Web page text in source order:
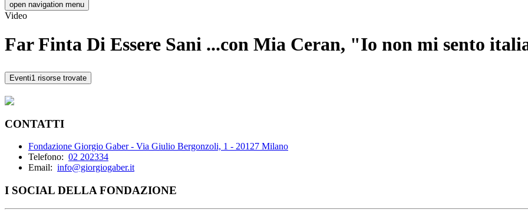
open navigation menu
Video
Far Finta Di Essere Sani ...con Mia Ceran, "Io non mi sento
Eventi1 risorse trovate
CONTATTI
Fondazione Giorgio Gaber - Via Giulio Bergonzoli, 1 - 20127 Milano
Telefono: 02 202334
Email: info@giorgiogaber.it
I SOCIAL DELLA FONDAZIONE